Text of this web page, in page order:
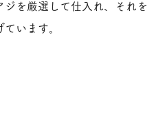
を厳選して仕入れ、それを
います。